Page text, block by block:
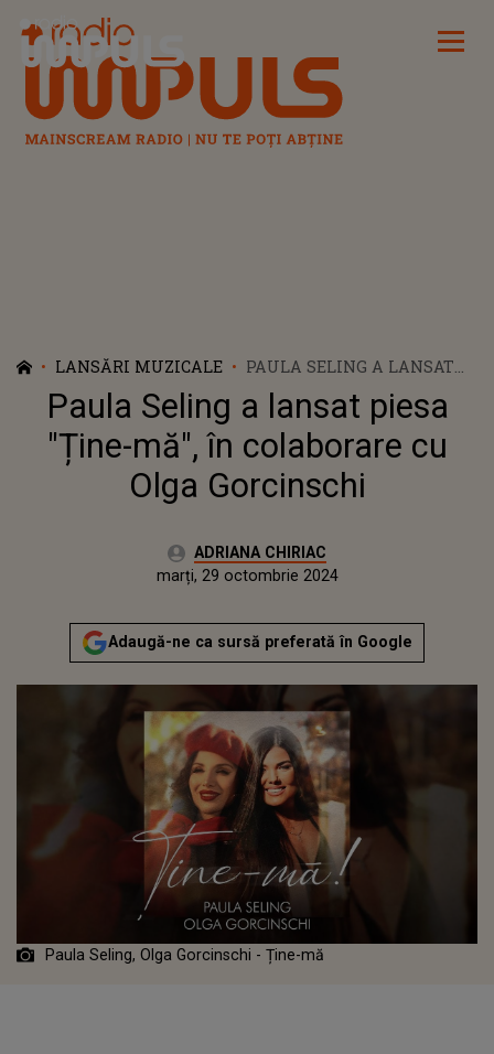
Radio Impuls
LANSĂRI MUZICALE
PAULA SELING A LANSAT
PIESA "ȚINE-MĂ", ÎN
COLABORARE CU OLGA
GORCINSCHI
Paula Seling a lansat piesa
"Ține-mă", în colaborare cu
Olga Gorcinschi
Autor:ADRIANA CHIRIAC
Publicat:
marți, 29 octombrie 2024
Adaugă-ne ca sursă preferată în Google
Paula Seling, Olga Gorcinschi - Ține-mă